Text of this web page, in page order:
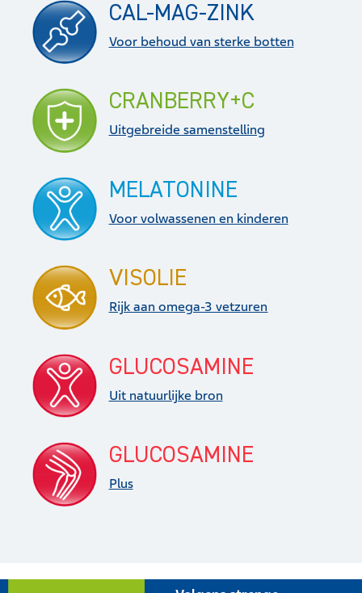
CAL-MAG-ZINK
Voor behoud van sterke botten
CRANBERRY+C
Uitgebreide samenstelling
MELATONINE
Voor volwassenen en kinderen
VISOLIE
Rijk aan omega-3 vetzuren
GLUCOSAMINE
Uit natuurlijke bron
GLUCOSAMINE
Plus